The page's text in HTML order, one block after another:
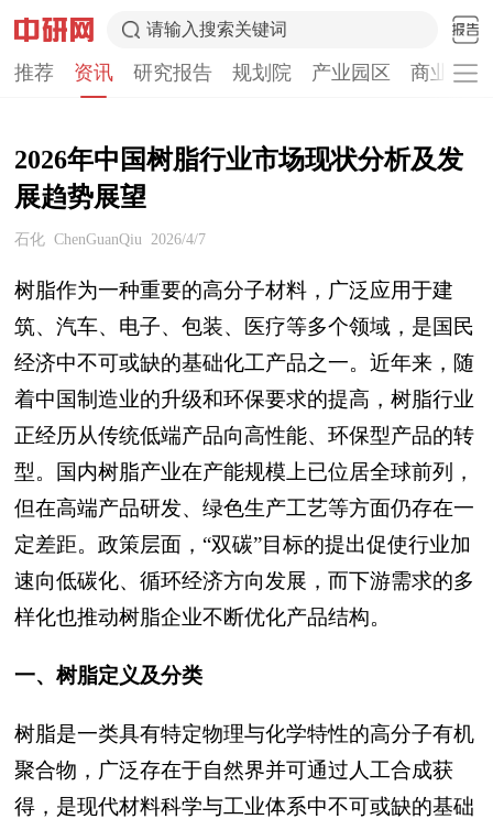
请输入搜索关键词
推荐 资讯 研究报告 规划院 产业园区 商业计
2026年中国树脂行业市场现状分析及发
展趋势展望
石化 ChenGuanQiu 2026/4/7
树脂作为一种重要的高分子材料，广泛应用于建
筑、汽车、电子、包装、医疗等多个领域，是国民
经济中不可或缺的基础化工产品之一。近年来，随
着中国制造业的升级和环保要求的提高，树脂行业
正经历从传统低端产品向高性能、环保型产品的转
型。国内树脂产业在产能规模上已位居全球前列，
但在高端产品研发、绿色生产工艺等方面仍存在一
定差距。政策层面，“双碳”目标的提出促使行业加
速向低碳化、循环经济方向发展，而下游需求的多
样化也推动树脂企业不断优化产品结构。
一、树脂定义及分类
树脂是一类具有特定物理与化学特性的高分子有机
聚合物，广泛存在于自然界并可通过人工合成获
得，是现代材料科学与工业体系中不可或缺的基础